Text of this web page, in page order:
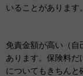
いることがあります。
免責金額が高い（
あります。保険料だ
についてもきちんと